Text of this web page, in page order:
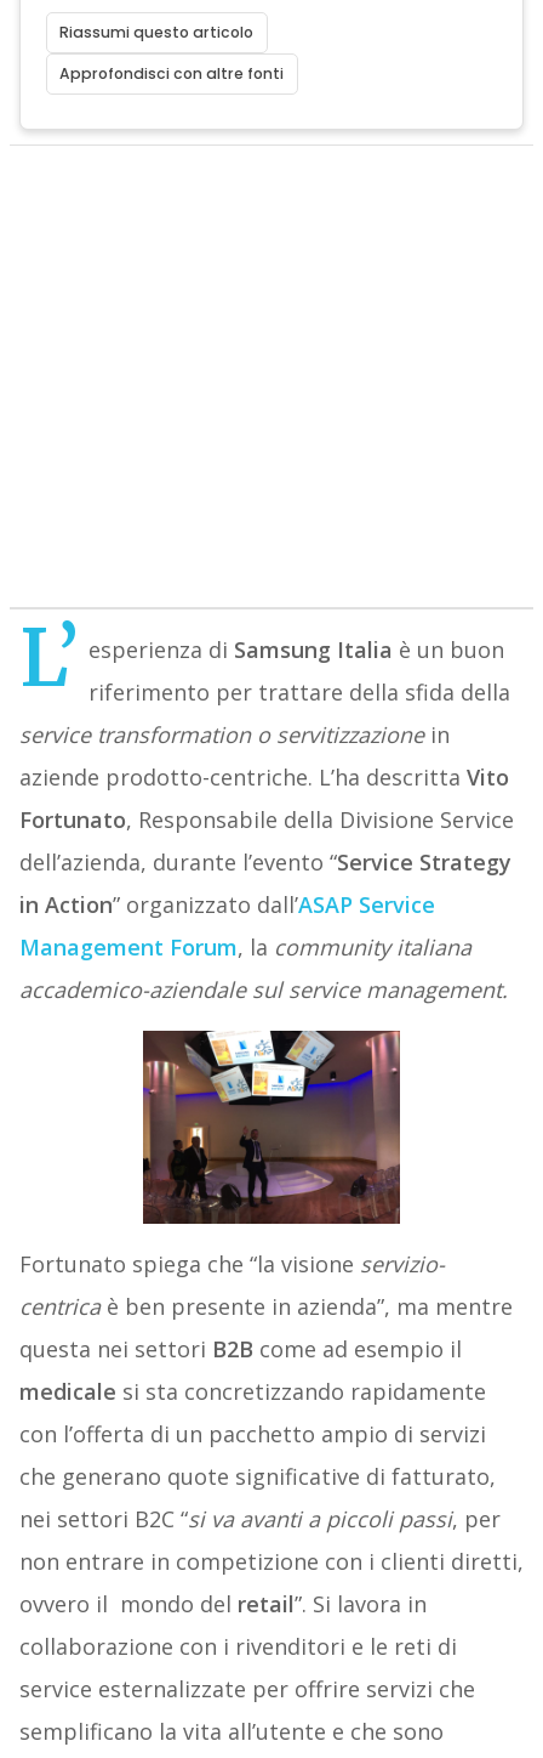
Riassumi questo articolo
Approfondisci con altre fonti
L’ esperienza di Samsung Italia è un buon
riferimento per trattare della sfida della
service transformation o servitizzazione in
aziende prodotto-centriche. L’ha descritta Vito
Fortunato, Responsabile della Divisione Service
dell’azienda, durante l’evento “Service Strategy
in Action” organizzato dall’ASAP Service
Management Forum, la community italiana
accademico-aziendale sul service management.
Fortunato spiega che “la visione servizio-
centricaè ben presente in azienda”, ma mentre
questa nei settori B2B come ad esempio il
medicale si sta concretizzando rapidamente
con l’offerta di un pacchetto ampio di servizi
che generano quote significative di fatturato,
nei settori B2C “si va avanti a piccoli passi, per
non entrare in competizione con i clienti diretti,
ovvero il mondo del retail”. Si lavora in
collaborazione con i rivenditori e le reti di
service esternalizzate per offrire servizi che
semplificano la vita all’utente e che sono